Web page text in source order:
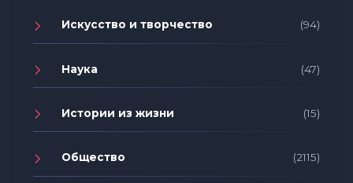
Искусство и творчество (94)
Наука (47)
Истории из жизни (15)
Общество (2115)